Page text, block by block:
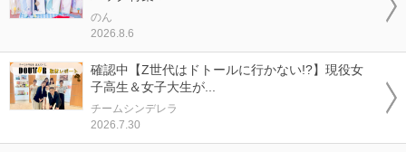
のん
2026.8.6
確認中【Z世代はドトールに行かない!?】現役女
子高生＆女子大生が...
チームシンデレラ
2026.7.30